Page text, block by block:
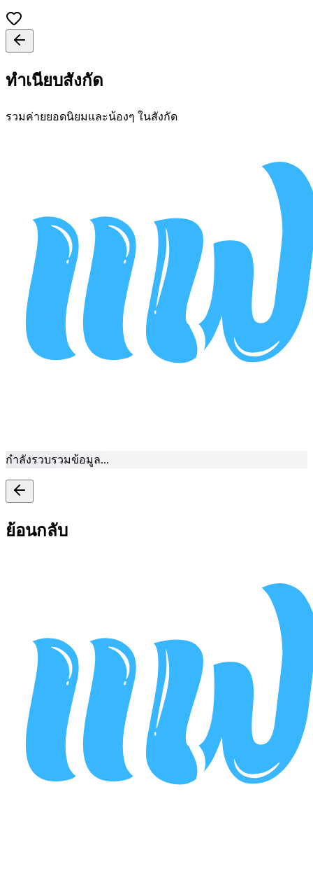
ทำเนียบสังกัด
รวมค่ายยอดนิยมและน้องๆ ในสังกัด
กำลังรวบรวมข้อมูล...
ย้อนกลับ